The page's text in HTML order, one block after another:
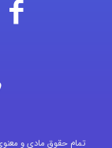
تمام حقوق مادی و